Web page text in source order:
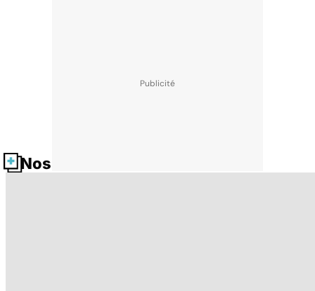
Nos fiches santé